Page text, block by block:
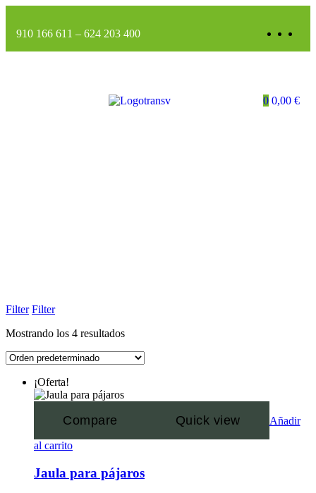
910 166 611 – 624 203 400
0 0,00 €
Filter Filter
Mostrando los 4 resultados
¡Oferta!
Compare Quick view Añadir
al carrito
Jaula para pájaros